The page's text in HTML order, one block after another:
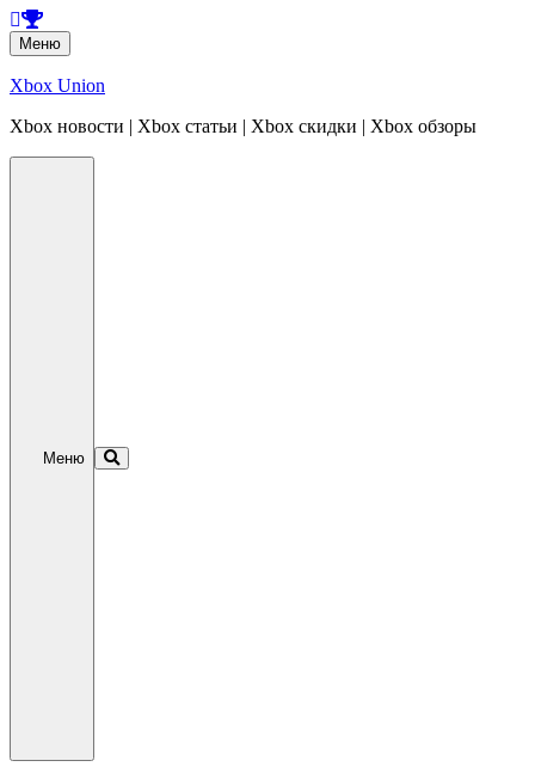
Меню Перейти
к
содержанию
Xbox Union
Xbox новости | Xbox статьи | Xbox скидки | Xbox обзоры
Меню